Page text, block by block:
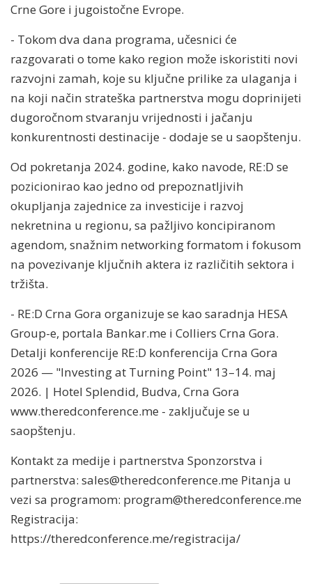
Crne Gore i jugoistočne Evrope.
- Tokom dva dana programa, učesnici će
razgovarati o tome kako region može iskoristiti novi
razvojni zamah, koje su ključne prilike za ulaganja i
na koji način strateška partnerstva mogu doprinijeti
dugoročnom stvaranju vrijednosti i jačanju
konkurentnosti destinacije - dodaje se u saopštenju.
Od pokretanja 2024. godine, kako navode, RE:D se
pozicionirao kao jedno od prepoznatljivih
okupljanja zajednice za investicije i razvoj
nekretnina u regionu, sa pažljivo koncipiranom
agendom, snažnim networking formatom i fokusom
na povezivanje ključnih aktera iz različitih sektora i
tržišta.
- RE:D Crna Gora organizuje se kao saradnja HESA
Group-e, portala Bankar.me i Colliers Crna Gora.
Detalji konferencije RE:D konferencija Crna Gora
2026 — "Investing at Turning Point" 13–14. maj
2026. | Hotel Splendid, Budva, Crna Gora
www.theredconference.me - zaključuje se u
saopštenju.
Kontakt za medije i partnerstva Sponzorstva i
partnerstva: sales@theredconference.me Pitanja u
vezi sa programom: program@theredconference.me
Registracija:
https://theredconference.me/registracija/